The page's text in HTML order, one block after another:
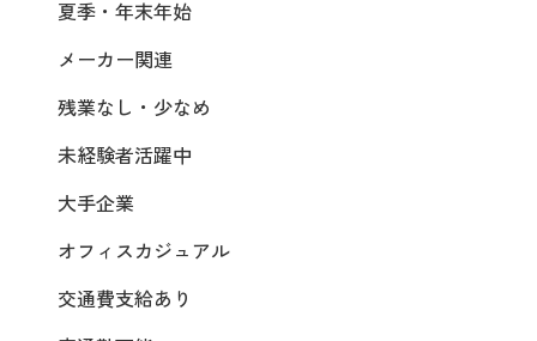
夏季・年末年始
メーカー関連
残業なし・少なめ
未経験者活躍中
大手企業
オフィスカジュアル
交通費支給あり